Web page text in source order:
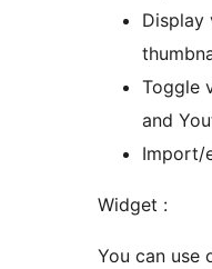
Display
Toggle
and
Import/
Widget :
You can use